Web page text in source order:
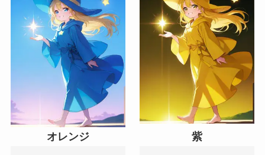
オレンジ 紫